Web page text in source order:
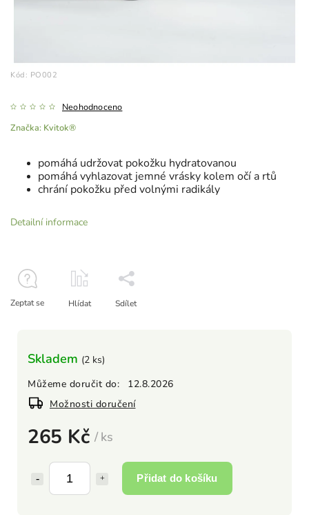
Kód: PO002
Neohodnoceno
Značka: Kvitok®
265 Kč / ks
Přidat do košíku
Skladem (2 ks)
Můžeme doručit do:
12.8.2026
Možnosti doručení
pomáhá udržovat pokožku hydratovanou
pomáhá vyhlazovat jemné vrásky kolem očí a rtů
chrání pokožku před volnými radikály
Detailní informace
Zeptat se Hlídat Sdílet